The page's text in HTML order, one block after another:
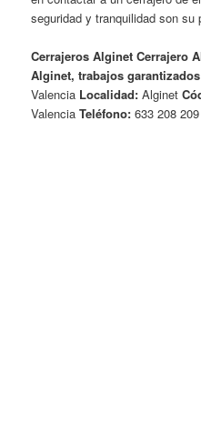
seguridad y tranquilidad son su
Cerrajeros Alginet Cerrajero
Alginet, trabajos garantizados
Valencia Localidad: Alginet
ValenciaTeléfono: 633 208 209